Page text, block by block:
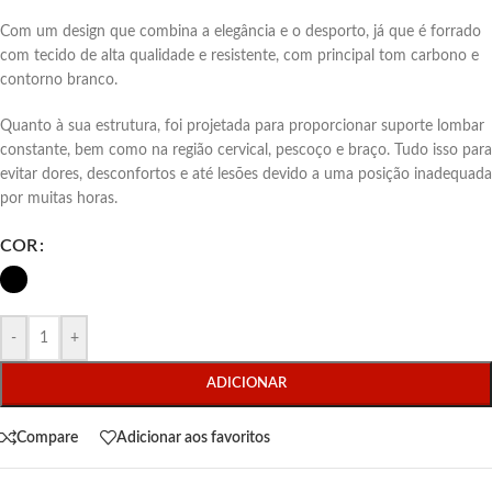
Com um design que combina a elegância e o desporto, já que é forrado
com tecido de alta qualidade e resistente, com principal tom carbono e
contorno branco.
Quanto à sua estrutura, foi projetada para proporcionar suporte lombar
constante, bem como na região cervical, pescoço e braço. Tudo isso para
evitar dores, desconfortos e até lesões devido a uma posição inadequada
por muitas horas.
COR
- +
ADICIONAR
Compare Adicionar aos favoritos